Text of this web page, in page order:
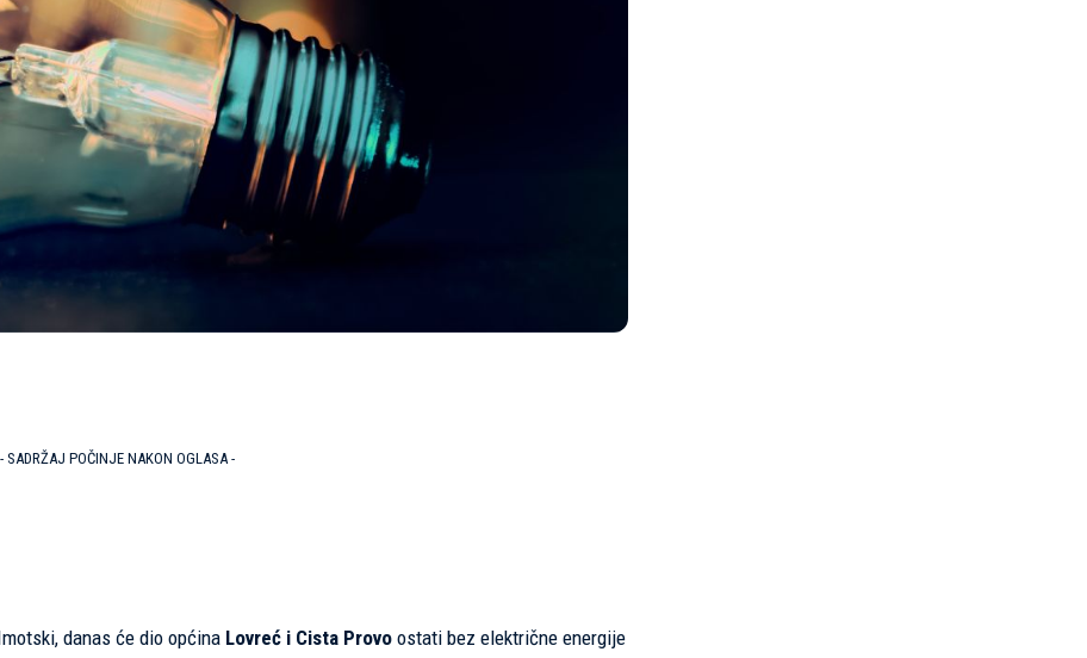
- SADRŽAJ POČINJE NAKON OGLASA -
danas će dio općina Lovreć i Cista Provo ostati bez električne energije